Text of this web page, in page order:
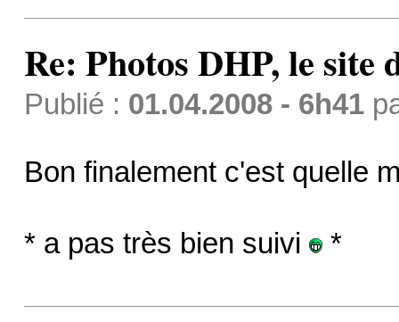
Re: Photos DHP, le site
Publié : 01.04.2008 - 6h41
Bon finalement c'est quelle
* a pas très bien suivi *